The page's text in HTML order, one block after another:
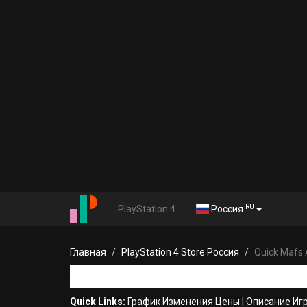
PlayStation 4 Россия RU
Главная PlayStation 4 Store Россия Quick Mafs
Quick Links: График Изменения Цены Описание